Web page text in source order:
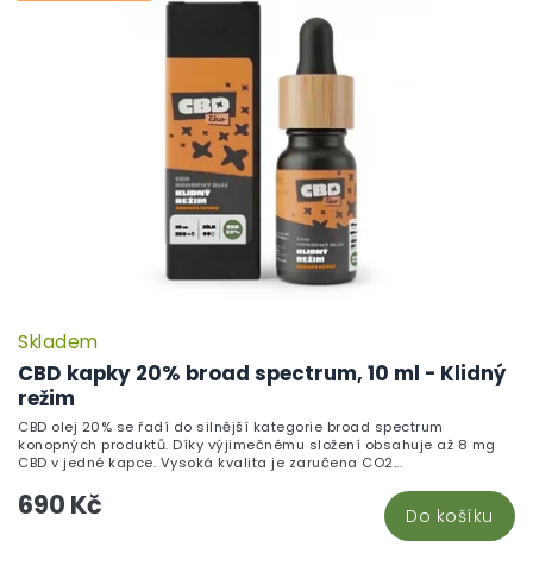
CBD kapky 20% broad spectrum, 10 ml - Klidný
režim
Skladem
690 Kč Do košíku
CBD olej 20% se řadí do silnější kategorie broad spectrum
konopných produktů. Díky výjimečnému složení obsahuje až 8 mg
CBD v jedné kapce. Vysoká kvalita je zaručena CO2...